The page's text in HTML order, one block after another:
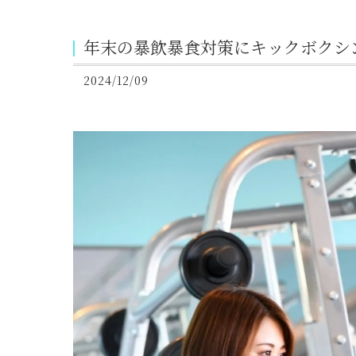
年末の暴飲暴食対策にキックボクシ
2024/12/09